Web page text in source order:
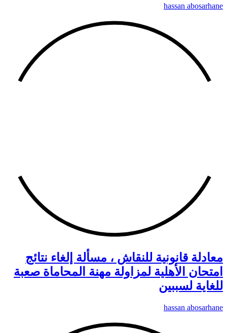
hassan abosarhane
معادلة قانونية للنقاش ، مسألة إلغاء نتائج
امتحان الأهلية لمزاولة مهنة المحاماة صعبة
للغاية لسببين
hassan abosarhane